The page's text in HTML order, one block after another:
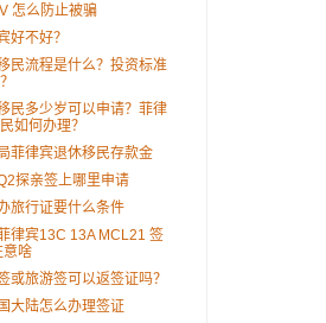
怎么防止被骗
好不好？
民流程是什么？投资标准
民多少岁可以申请？菲律
如何办理？
菲律宾退休移民存款金
探亲签上哪里申请
旅行证要什么条件
律宾13C 13A MCL21 签
意啥
或旅游签可以返签证吗？
大陆怎么办理签证